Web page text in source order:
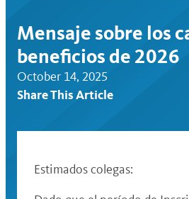
Mensaje sobre los
beneficios de 2026
October 14, 2025
Share This Article
Estimados colegas: